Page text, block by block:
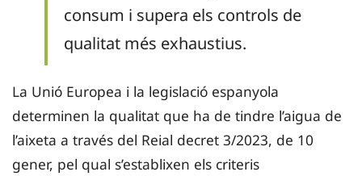
consum i supera els controls de
qualitat més exhaustius.
La Unió Europea i la legislació espanyola
determinen la qualitat que ha de tindre l’aigua de
l’aixeta a través del Reial decret 3/2023, de 10
gener, pel qual s’establixen els criteris